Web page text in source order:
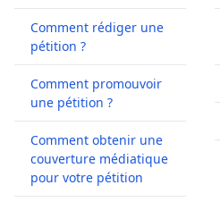
Comment rédiger une
pétition ?
Comment promouvoir
une pétition ?
Comment obtenir une
couverture médiatique
pour votre pétition